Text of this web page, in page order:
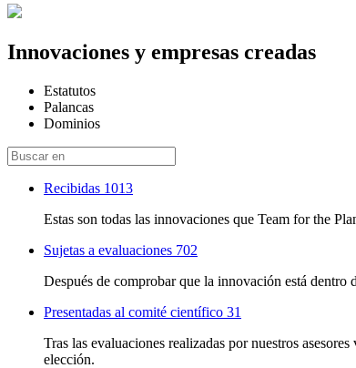
Innovaciones y empresas creadas
Estatutos
Palancas
Dominios
Recibidas 1013
Estas son todas las innovaciones que Team for the
Sujetas a evaluaciones 702
Después de comprobar que la innovación está dentro
Presentadas al comité científico 31
Tras las evaluaciones realizadas por nuestros
elección.